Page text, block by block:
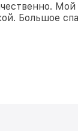
Мой
Большое